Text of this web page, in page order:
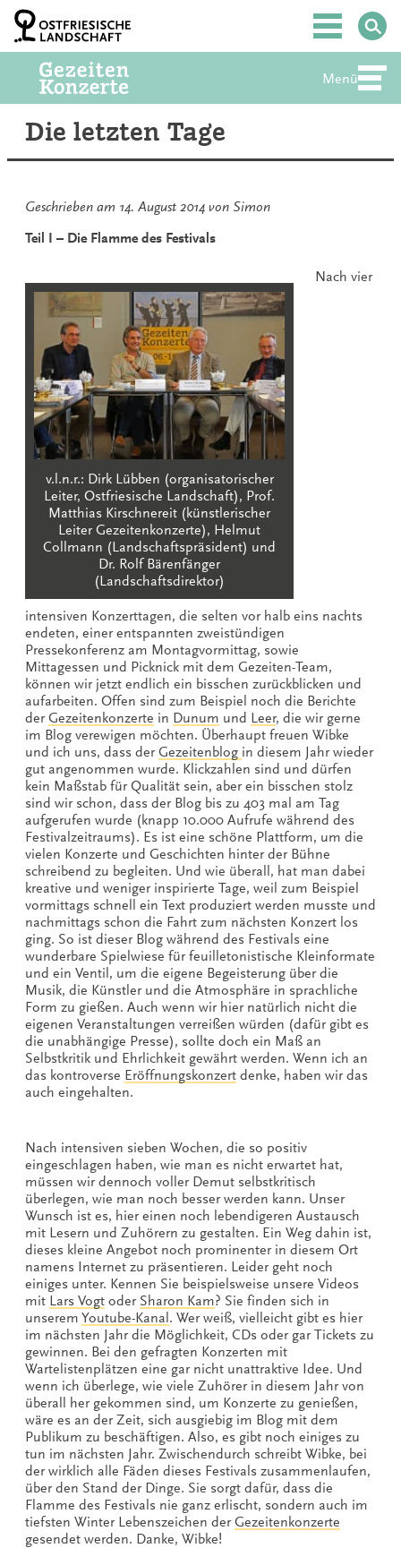
Zum
Inhalt
springen
Hauptmenü
Menü
Die letzten Tage
Geschrieben am 14. August 2014 von Simon
Teil I – Die Flamme des Festivals
v.l.n.r.: Dirk Lübben (organisatorischer
Leiter, Ostfriesische Landschaft), Prof.
Matthias Kirschnereit (künstlerischer
Leiter Gezeitenkonzerte), Helmut
Collmann (Landschaftspräsident) und
Dr. Rolf Bärenfänger
(Landschaftsdirektor)
Nach vier
intensiven Konzerttagen, die selten vor halb eins nachts
endeten, einer entspannten zweistündigen
Pressekonferenz am Montagvormittag, sowie
Mittagessen und Picknick mit dem Gezeiten-Team,
können wir jetzt endlich ein bisschen zurückblicken und
aufarbeiten. Offen sind zum Beispiel noch die Berichte
derGezeitenkonzerte in Dunum und Leer, die wir gerne
im Blog verewigen möchten. Überhaupt freuen Wibke
und ich uns, dass derGezeitenblog in diesem Jahr wieder
gut angenommen wurde. Klickzahlen sind und dürfen
kein Maßstab für Qualität sein, aber ein bisschen stolz
sind wir schon, dass der Blog bis zu 403 mal am Tag
aufgerufen wurde (knapp 10.000 Aufrufe während des
Festivalzeitraums). Es ist eine schöne Plattform, um die
vielen Konzerte und Geschichten hinter der Bühne
schreibend zu begleiten. Und wie überall, hat man dabei
kreative und weniger inspirierte Tage, weil zum Beispiel
vormittags schnell ein Text produziert werden musste und
nachmittags schon die Fahrt zum nächsten Konzert los
ging. So ist dieser Blog während des Festivals eine
wunderbare Spielwiese für feuilletonistische Kleinformate
und ein Ventil, um die eigene Begeisterung über die
Musik, die Künstler und die Atmosphäre in sprachliche
Form zu gießen. Auch wenn wir hier natürlich nicht die
eigenen Veranstaltungen verreißen würden (dafür gibt es
die unabhängige Presse), sollte doch ein Maß an
Selbstkritik und Ehrlichkeit gewährt werden. Wenn ich an
das kontroverse Eröffnungskonzert denke, haben wir das
auch eingehalten.
Nach intensiven sieben Wochen, die so positiv
eingeschlagen haben, wie man es nicht erwartet hat,
müssen wir dennoch voller Demut selbstkritisch
überlegen, wie man noch besser werden kann. Unser
Wunsch ist es, hier einen noch lebendigeren Austausch
mit Lesern und Zuhörern zu gestalten. Ein Weg dahin ist,
dieses kleine Angebot noch prominenter in diesem Ort
namens Internet zu präsentieren. Leider geht noch
einiges unter. Kennen Sie beispielsweise unsere Videos
mit Lars Vogt oder Sharon Kam? Sie finden sich in
unserem Youtube-Kanal . Wer weiß, vielleicht gibt es hier
im nächsten Jahr die Möglichkeit, CDs oder gar Tickets zu
gewinnen. Bei den gefragten Konzerten mit
Wartelistenplätzen eine gar nicht unattraktive Idee. Und
wenn ich überlege, wie viele Zuhörer in diesem Jahr von
überall her gekommen sind, um Konzerte zu genießen,
wäre es an der Zeit, sich ausgiebig im Blog mit dem
Publikum zu beschäftigen. Also, es gibt noch einiges zu
tun im nächsten Jahr. Zwischendurch schreibt Wibke, bei
der wirklich alle Fäden dieses Festivals zusammenlaufen,
über den Stand der Dinge. Sie sorgt dafür, dass die
Flamme des Festivals nie ganz erlischt, sondern auch im
tiefsten Winter Lebenszeichen derGezeitenkonzerte
gesendet werden. Danke, Wibke!